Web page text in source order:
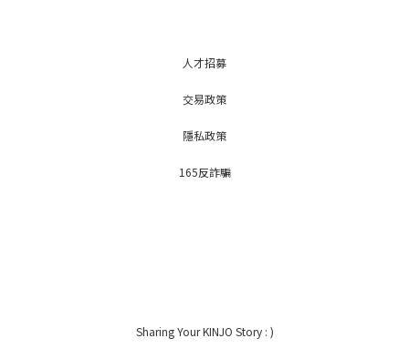
人才招募
交易政策
隱私政策
165反詐騙
Sharing Your KINJO Story : )